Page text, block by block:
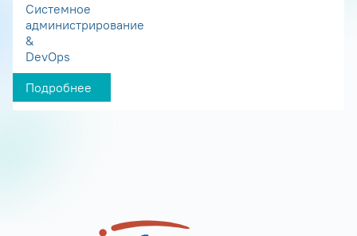
Системное
администрирование
&
DevOps
Подробнее